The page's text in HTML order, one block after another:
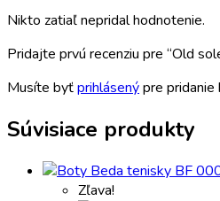
Nikto zatiaľ nepridal hodnotenie.
Pridajte prvú recenziu pre “Old
Musíte byťprihlásenýpre pridanie
Súvisiace produkty
Zľava!